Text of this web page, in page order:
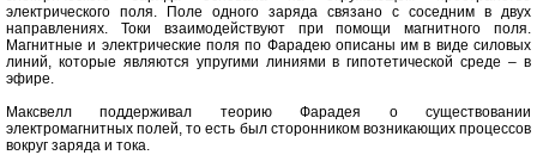
электрического поля. Поле одного заряда связано с соседним в двух
направлениях. Токи взаимодействуют при помощи магнитного поля.
Магнитные и электрические поля по Фарадею описаны им в виде силовых
линий, которые являются упругими линиями в гипотетической среде – в
эфире.
Максвелл поддерживал теорию Фарадея о существовании
электромагнитных полей, то есть был сторонником возникающих процессов
вокруг заряда и тока.